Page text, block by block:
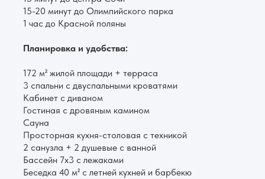
15-20 минут до Олимпийского парка
1 час до Красной поляны
Планировка и удобства:
172 м² жилой площади + терраса
3 спальни с двуспальными кроватями
Кабинет с диваном
Гостиная с дровяным камином
Сауна
Просторная кухня-столовая с техникой
2 санузла + 2 душевые с ванной
Бассейн 7х3 с лежаками
Беседка 40 м² с летней кухней и барбекю